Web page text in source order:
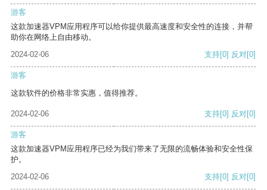
游客
这款加速器VPM应用程序可以给你提供最高速度和安全性的连接，并帮
助你在网络上自由移动。
2024-02-06
支持[0] 反对[0]
游客
这款软件的价格非常实惠，值得推荐。
2024-02-06 支持[0] 反对[0]
游客
这款加速器VPM应用程序已经为我们带来了无限的流畅体验和安全性保
护。
2024-02-06
支持[0] 反对[0]